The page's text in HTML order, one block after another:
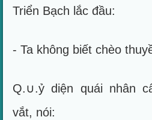
Triển Bạch lắc đầu:
- Ta không biết chèo
Q.∪.ỷ diện quái nhân
vắt, nói: